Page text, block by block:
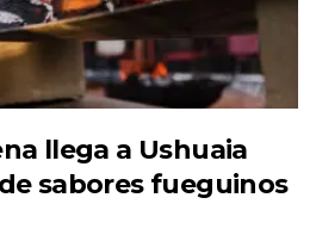
llega a Ushuaia
sabores fueguinos